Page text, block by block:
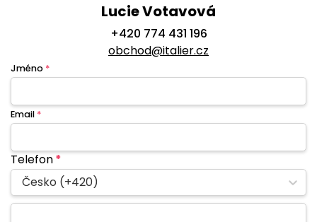
Lucie Votavová
+420 774 431 196
obchod@italier.cz
Jméno *
Email *
Telefon*
Česko (+420)